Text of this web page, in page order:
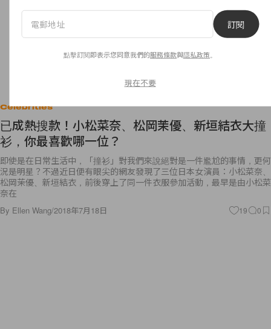
Celebrities
已成熱搜款！小松菜奈、松岡茉優、新垣結衣大撞
衫，你最喜歡哪一位？
即使是在日常生活中，「撞衫」對我們來說絕對是一件尷尬的事情，更何
況是明星？不過近日便有眼尖的網友發現了三位日本女演員：小松菜奈、
松岡茉優、新垣結衣，前後穿上了同一件衣服參加活動，最早是由小松菜
奈在
By Ellen Wang/2018年7月18日 19 0
訂閱
點擊訂閱即表示您同意我們的服務條款與隱私政策
現在不要